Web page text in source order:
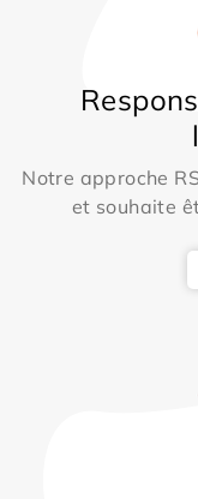
Notre approche
et souhaite